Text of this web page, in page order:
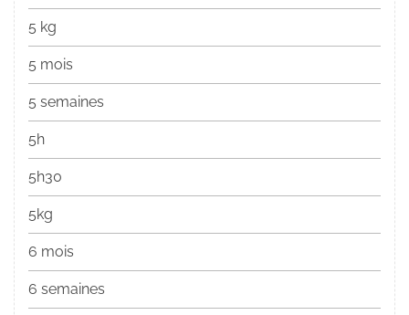
5 kg
5 mois
5 semaines
5h
5h30
5kg
6 mois
6 semaines